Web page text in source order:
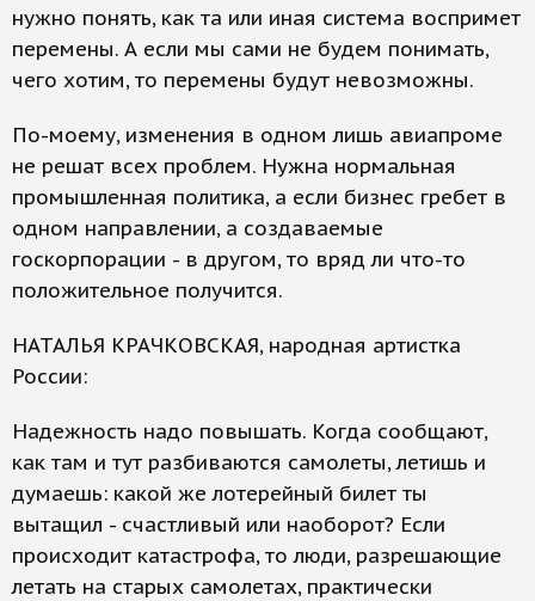
нужно понять, как та или иная система воспримет
перемены. А если мы сами не будем понимать,
чего хотим, то перемены будут невозможны.
По-моему, изменения в одном лишь авиапроме
не решат всех проблем. Нужна нормальная
промышленная политика, а если бизнес гребет в
одном направлении, а создаваемые
госкорпорации - в другом, то вряд ли что-то
положительное получится.
НАТАЛЬЯ КРАЧКОВСКАЯ, народная артистка
России:
Надежность надо повышать. Когда сообщают,
как там и тут разбиваются самолеты, летишь и
думаешь: какой же лотерейный билет ты
вытащил - счастливый или наоборот? Если
происходит катастрофа, то люди, разрешающие
летать на старых самолетах, практически